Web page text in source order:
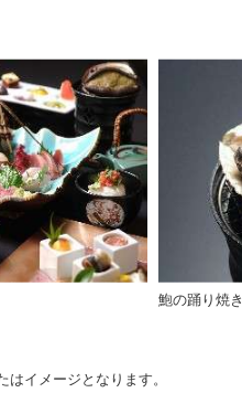
鮑の踊り焼き
はイメージとなります。